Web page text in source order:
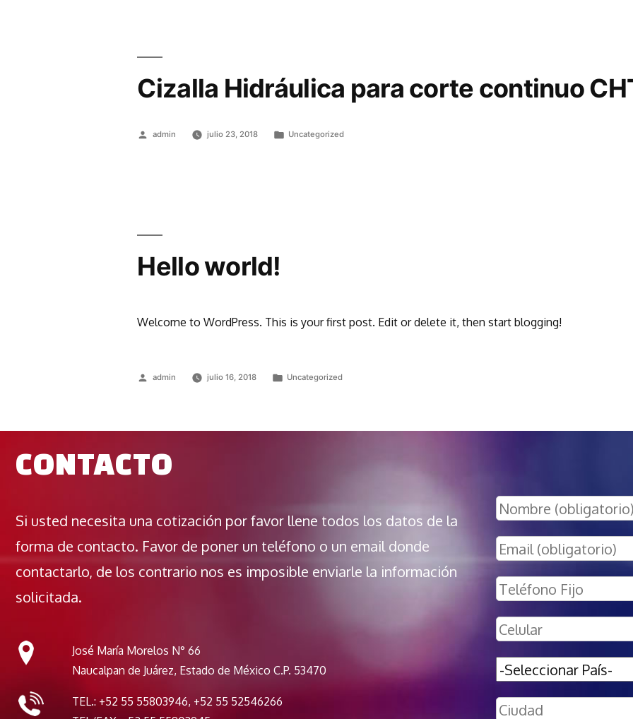
Cizalla Hidráulica para corte continuo
admin julio 23, 2018 Uncategorized
Hello world!
Welcome to WordPress. This is your first post. Edit or delete it, then start blogging!
admin julio 16, 2018 Uncategorized
CONTACTO
Si usted necesita una cotización por favor llene todos los datos de la
forma de contacto. Favor de poner un teléfono o un email donde
contactarlo, de los contrario nos es imposible enviarle la información
solicitada.
José María Morelos N° 66
Naucalpan de Juárez, Estado de México C.P. 53470
TEL.: +52 55 55803946, +52 55 52546266